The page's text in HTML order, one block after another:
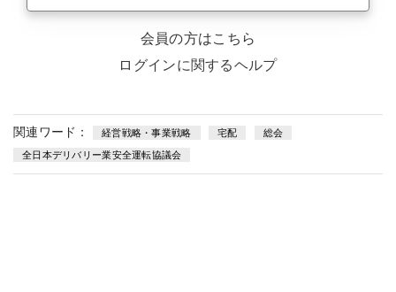
会員の方はこちら
ログインに関するヘルプ
関連ワード： 経営戦略・事業戦略 宅配 総会
全日本デリバリー業安全運転協議会